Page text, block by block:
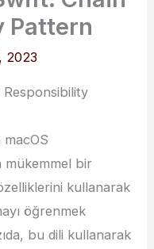
Pattern
2023
mükemmel bir
kullanarak
öğrenmek
bu dili kullanarak